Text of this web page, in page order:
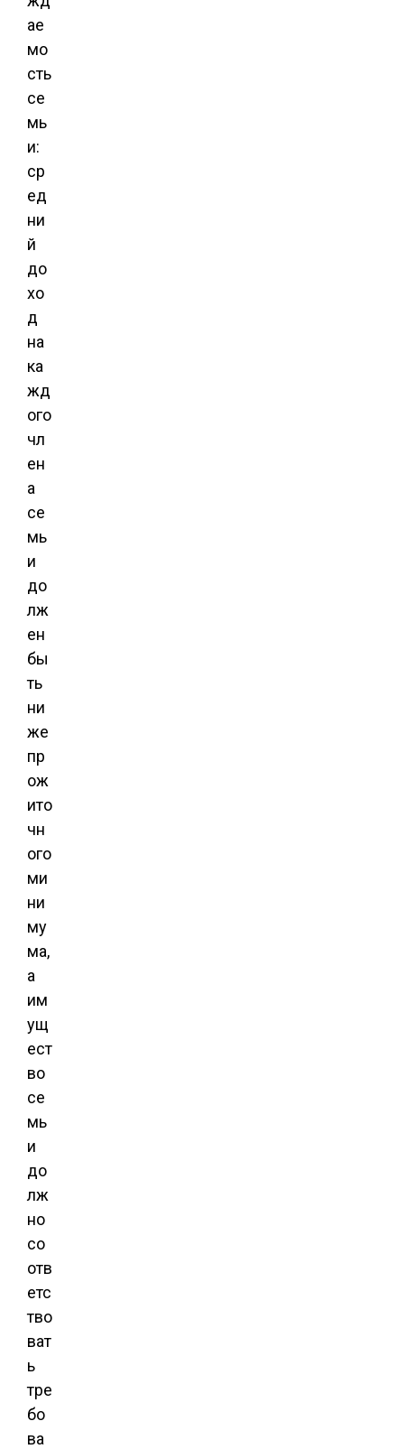
ае
мо
сть
се
мь
и:
ср
ед
ни
й
до
хо
д
на
ка
жд
ого
чл
ен
а
се
мь
и
до
лж
ен
бы
ть
ни
же
пр
ож
ито
чн
ого
ми
ни
му
ма,
а
им
ущ
ест
во
се
мь
и
до
лж
но
со
отв
етс
тво
ват
ь
тре
бо
ва